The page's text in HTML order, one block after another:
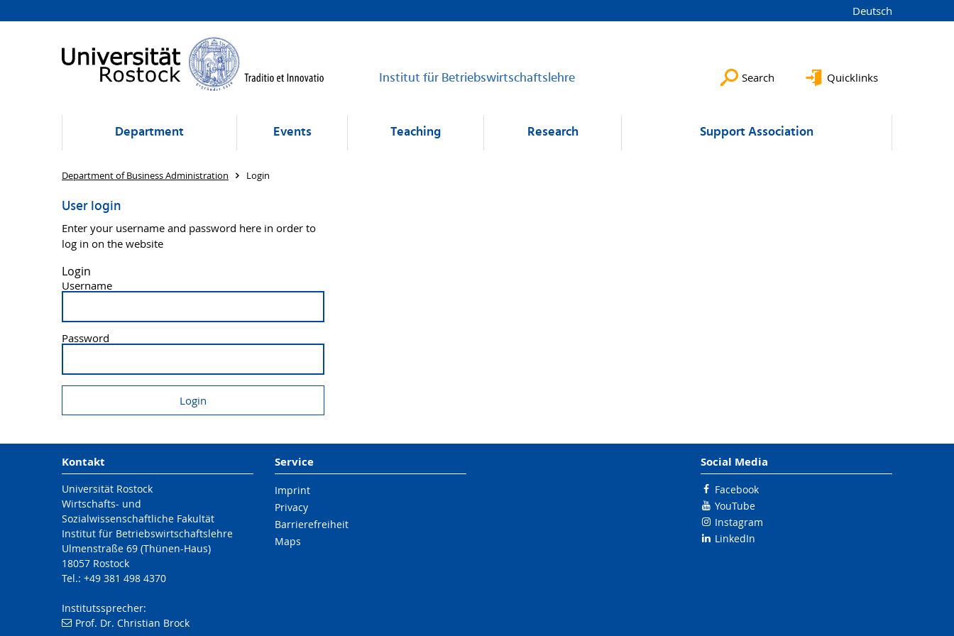
Deutsch
Institut für Betriebswirtschaftslehre Search Quicklinks
Department Events Teaching Research Support Association
Department of Business Administration Login
User login
Enter your username and password here in order to
log in on the website
Login
Username
Password
Kontakt
Universität Rostock
Wirtschafts- und
Sozialwissenschaftliche Fakultät
Institut für Betriebswirtschaftslehre
Ulmenstraße 69 (Thünen-Haus)
18057 Rostock
Tel.: +49 381 498 4370
Institutssprecher:
Prof. Dr. Christian Brock
Service
Imprint
Privacy
Barrierefreiheit
Maps
Social Media
Facebook
YouTube
Instagram
LinkedIn